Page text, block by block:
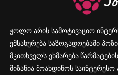
ჟოლო არის სამოტივაციო
ემსახურება საზოგადოებაში
მკითხველს ეხმარება
მიზანია მოახდინოს საინტერესო